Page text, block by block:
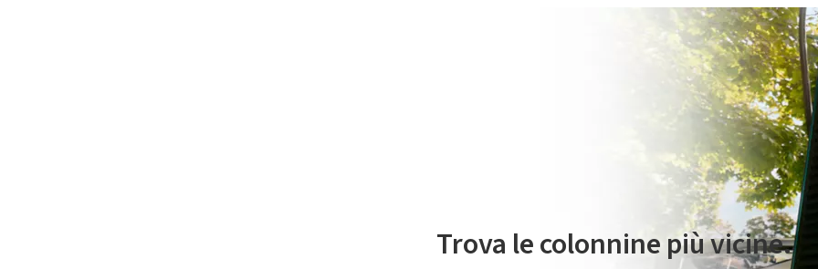
Il servizio di mobilità elettrica è gestito da Plenitude On The Road
Trova le colonnine più vicine.